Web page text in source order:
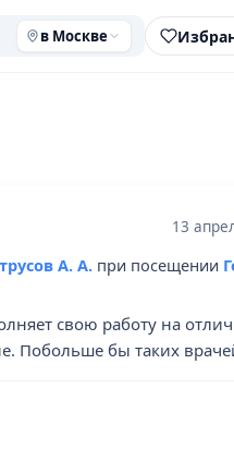
в Москве
13
А. А. при посещении
свою работу на
Побольше бы таких